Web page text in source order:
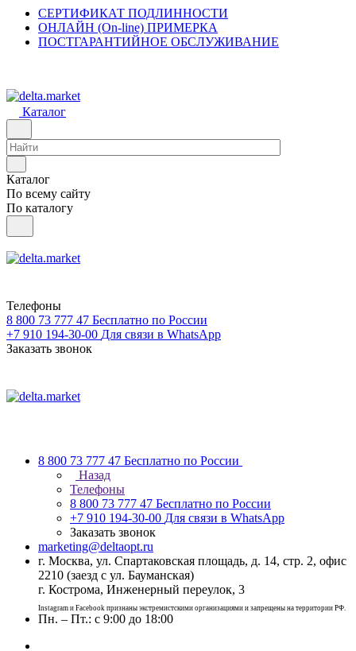
СЕРТИФИКАТ ПОДЛИННОСТИ
ОНЛАЙН (On-line) ПРИМЕРКА
ПОСТГАРАНТИЙНОЕ ОБСЛУЖИВАНИЕ
Каталог
Каталог
По всему сайту
По каталогу
Телефоны
8 800 73 777 47 Бесплатно по России
+7 910 194-30-00 Для связи в WhatsApp
Заказать звонок
8 800 73 777 47 Бесплатно по России
Назад
Телефоны
8 800 73 777 47 Бесплатно по России
+7 910 194-30-00 Для связи в WhatsApp
Заказать звонок
marketing@deltaopt.ru
г. Москва, ул. Спартаковская площадь, д. 14, стр. 2, офис
2210 (заезд с ул. Бауманская)
г. Кострома, Инженерный переулок, 3
Instagram и Facebook признаны экстремистскими организациями и запрещены на территории РФ.
Пн. – Пт.: с 9:00 до 18:00